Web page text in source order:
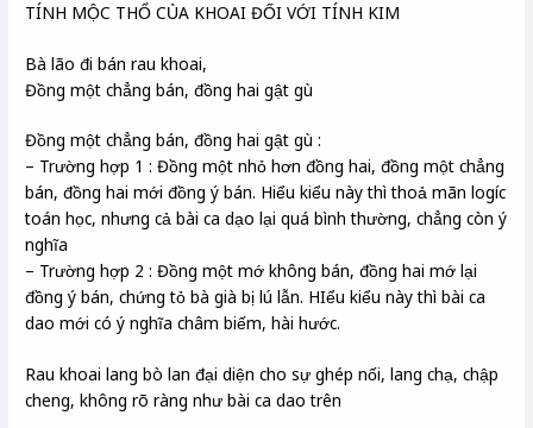
TÍNH MỘC THỔ CỦA KHOAI ĐỐI VỚI TÍNH KIM
Bà lão đi bán rau khoai,
Đồng một chẳng bán, đồng hai gật gù
Đồng một chẳng bán, đồng hai gật gù :
– Trường hợp 1 : Đồng một nhỏ hơn đồng hai, đồng một chẳng
bán, đồng hai mới đồng ý bán. Hiểu kiểu này thì thoả mãn logíc
toán học, nhưng cả bài ca dạo lại quá bình thường, chẳng còn ý
nghĩa
– Trường hợp 2 : Đồng một mớ không bán, đồng hai mớ lại
đồng ý bán, chứng tỏ bà già bị lú lẫn. HIểu kiểu này thì bài ca
dao mới có ý nghĩa châm biếm, hài hước.
Rau khoai lang bò lan đại diện cho sự ghép nối, lang chạ, chập
cheng, không rõ ràng như bài ca dao trên